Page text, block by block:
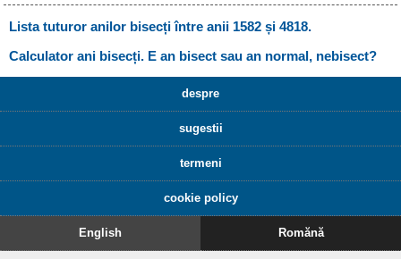
Lista tuturor anilor bisecți între anii 1582 și 4818.
Calculator ani bisecți. E an bisect sau an normal, nebisect?
despre
sugestii
termeni
cookie policy
English Romănă